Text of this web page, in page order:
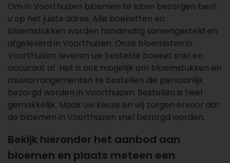
Om in Voorthuizen bloemen te laten bezorgen bent
u op het juiste adres. Alle boeketten en
bloemstukken worden handmatig samengesteld en
afgeleverd in Voorthuizen. Onze bloemisten in
Voorthuizen leveren uw bestelde boeket snel en
accuraat af. Het is ook mogelijk om bloemstukken en
rouwarrangementen te bestellen die persoonlijk
bezorgd worden in Voorthuizen. Bestellen is heel
gemakkelijk. Maak uw keuze en wij zorgen ervoor dat
de bloemen in Voorthuizen snel bezorgd worden.
Bekijk hieronder het aanbod aan
bloemen en plaats meteen een